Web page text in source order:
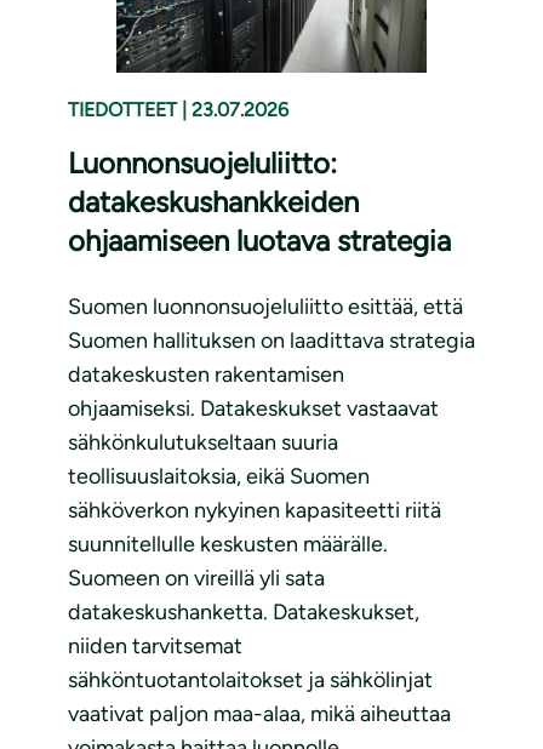
TIEDOTTEET 23.07.2026
Luonnonsuojeluliitto:
datakeskushankkeiden
ohjaamiseen luotava strategia
Suomen luonnonsuojeluliitto esittää, että
Suomen hallituksen on laadittava strategia
datakeskusten rakentamisen
ohjaamiseksi. Datakeskukset vastaavat
sähkönkulutukseltaan suuria
teollisuuslaitoksia, eikä Suomen
sähköverkon nykyinen kapasiteetti riitä
suunnitellulle keskusten määrälle.
Suomeen on vireillä yli sata
datakeskushanketta. Datakeskukset,
niiden tarvitsemat
sähköntuotantolaitokset ja sähkölinjat
vaativat paljon maa-alaa, mikä aiheuttaa